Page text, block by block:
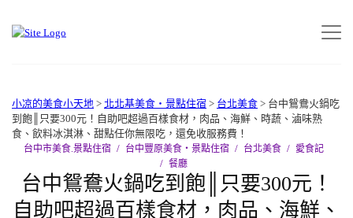
小凉的美食小天地 > 北北基美食‧景點住宿 > 台北美食 > 台中鴛鴦火鍋吃
到飽║只要300元！自助吧超過百樣食材，肉品、海鮮、時蔬、滷味熟
食、飲料冰淇淋、甜點任你無限吃，還免收服務費！
台中市美食.景點住宿 台中豐原美食‧景點住宿 台北美食
愛食記
餐廳
台中鴛鴦火鍋吃到飽║只要300元！
自助吧超過百樣食材，肉品、海鮮、